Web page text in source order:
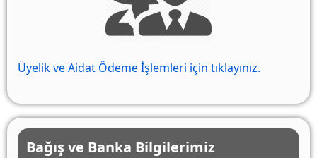
Üyelik ve Aidat Ödeme İşlemleri için tıklayınız.
Bağış ve Banka Bilgilerimiz